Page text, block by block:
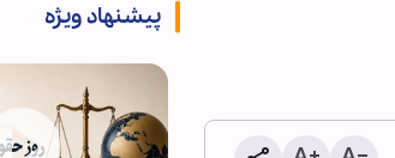
پیشنهاد ویژه